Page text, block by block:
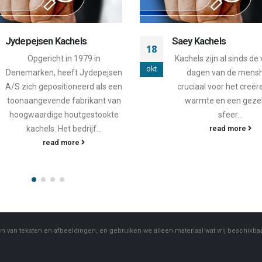
Saey Kachels
Kachels zijn al sinds de vroege
dagen van de mensheid
cruciaal voor het creëren van
warmte en een gezellige
sfeer...
read more
08
okt
Castelmonte Kachels
Castelmonte is een
meest gerespecteerde
in de wereld van
een geschiedenis die
veertig...
read more
van teksten en afbeeldingen, en gebruiken we alleen materiaal wat vrij